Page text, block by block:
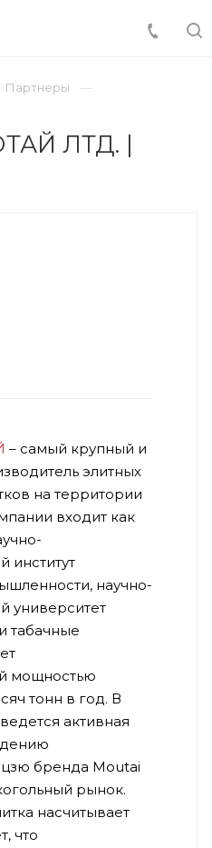
Партнеры
ЛТД. |
– самый крупный и
элитных
на территории
входит как
институт
научно-
университет
табачные
мощностью
тонн в год. В
активная
бренда Moutai
рынок.
насчитывает
что